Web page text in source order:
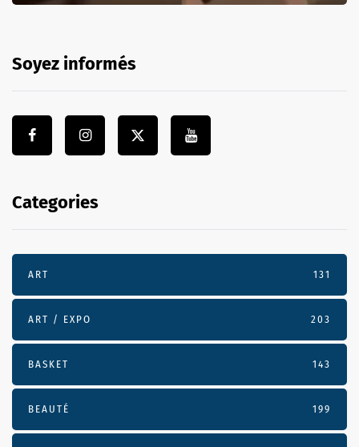
Soyez informés
Categories
ART 131
ART / EXPO 203
BASKET 143
BEAUTÉ 199